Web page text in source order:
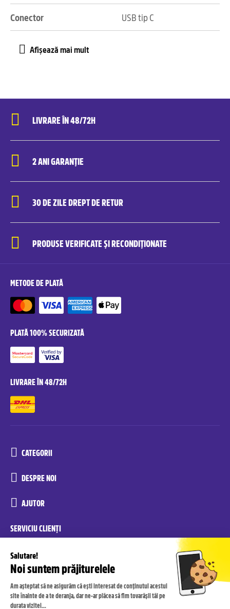
Conector USB tip C
LIVRARE ÎN 48/72H
2 ANI GARANȚIE
30 DE ZILE DREPT DE RETUR
PRODUSE VERIFICATE ȘI RECONDIȚIONATE
METODE DE PLATĂ
PLATĂ 100% SECURIZATĂ
LIVRARE ÎN 48/72H
CATEGORII
DESPRE NOI
AJUTOR
SERVICIU CLIENȚI
reconditionate.yoxo@recommerce.com
luni-vineri 08:00-17:00